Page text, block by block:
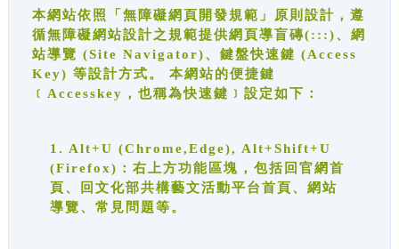
本網站依照「無障礙網頁開發規範」原則設計，遵
循無障礙網站設計之規範提供網頁導盲磚(:::)、網
站導覽 (Site Navigator)、鍵盤快速鍵 (Access
Key) 等設計方式。 本網站的便捷鍵
﹝Accesskey，也稱為快速鍵﹞設定如下：
1. Alt+U (Chrome,Edge), Alt+Shift+U
(Firefox)：右上方功能區塊，包括回官網首
頁、回文化部共構藝文活動平台首頁、網站
導覽、常見問題等。